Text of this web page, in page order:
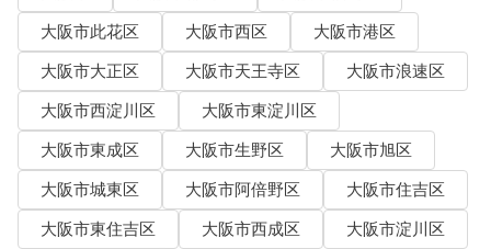
大阪市此花区
大阪市西区
大阪市港区
大阪市大正区
大阪市天王寺区
大阪市浪速区
大阪市西淀川区
大阪市東淀川区
大阪市東成区
大阪市生野区
大阪市旭区
大阪市城東区
大阪市阿倍野区
大阪市住吉区
大阪市東住吉区
大阪市西成区
大阪市淀川区